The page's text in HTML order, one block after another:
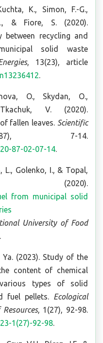
K., Simon, F.-G.,
& Fiore, S. (2020).
recycling and
solid waste
, 13(23), article
.
O., Skydan, О.,
V. (2020).
fallen leaves. Scientific
7-14.
87-02-07-14.
L., Golenko, I., & Topal,
from municipal solid
University of Food
(2023). Study of the
content of chemical
types of solid
fuel pellets. Ecological
, 1(27), 92-98.
1(27)-92-98.